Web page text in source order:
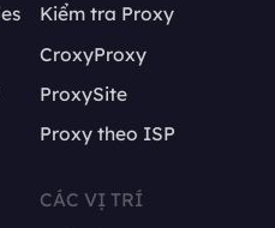
Kiểm tra Proxy
CroxyProxy
ProxySite
Proxy theo ISP
CÁC VỊ TRÍ